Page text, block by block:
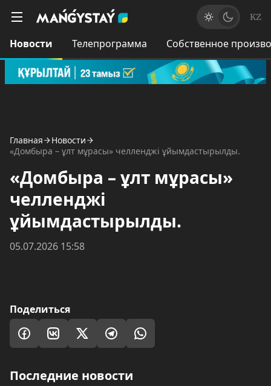
KZ
Новости Телепрограмма Собственное
Главная
Новости
«Домбыра – ұлт мұрасы» челленджі ұйымдастырылды.
«Домбыра – ұлт мұрасы»
челленджі
ұйымдастырылды.
05.07.2026 15:58
Поделиться
Последние новости